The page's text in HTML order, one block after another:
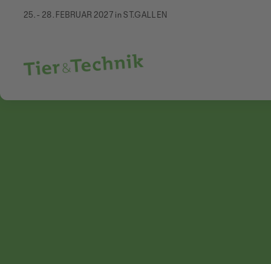
25. - 28. FEBRUAR 2027 in ST.GALLEN